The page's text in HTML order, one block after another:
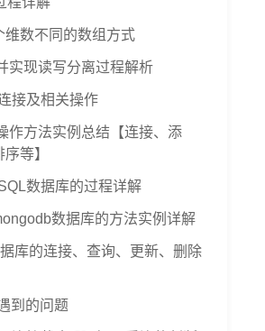
维数不同的数组方式
实现读写分离过程解析
接及相关操作
作方法实例总结【连接、添
等】
数据库的过程详解
数据库的方法实例详解
库的连接、查询、更新、删除
到的问题